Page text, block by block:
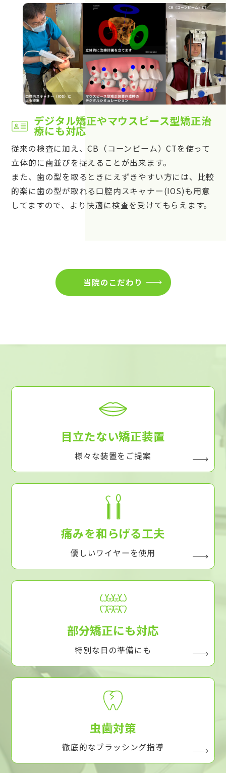
デジタル矯正やマウスピース型矯正治
療にも対応
従来の検査に加え、CB（コーンビーム）CTを使って
立体的に歯並びを捉えることが出来ます。
また、歯の型を取るときにえずきやすい方には、比較
的楽に歯の型が取れる口腔内スキャナー(IOS)も用意
してますので、より快適に検査を受けてもらえます。
当院のこだわり
目立たない矯正装置
様々な装置をご提案
痛みを和らげる工夫
優しいワイヤーを使用
部分矯正にも対応
特別な日の準備にも
虫歯対策
徹底的なブラッシング指導